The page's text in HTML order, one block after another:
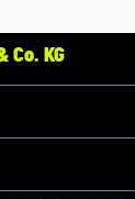
Co. KG